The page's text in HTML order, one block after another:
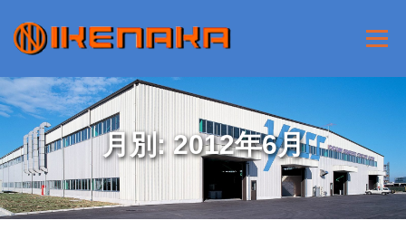
Menu
月別: 2012年6月